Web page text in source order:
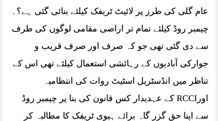
عام گلی کی طرز پر لائیٹ ٹریفک کیلئے بنائی گئی ہے؟۔
چیمبر روڈ کیلئے تمام تر اراضی مقامی لوگوں کی طرف
سے دی گئی تھی جو کہ صرف اور صرف قریب و
جوارکی آبادیوں کے رہائشی استعمال کیلئے تھی اس کے
تناظر میں انڈسٹریل اسٹیٹ روات کی انتظامیہ
اورRCCI کے عہدیدار کس قانون کی بنا پر چیمبر روڈ
سے اپنا حق گزر گاہ برائے ہیوی ٹریفک کا مطالبہ کر